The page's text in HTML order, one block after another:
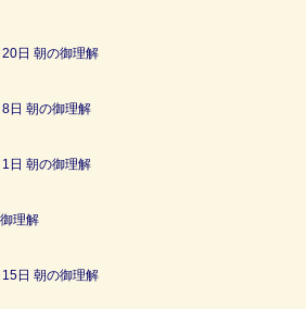
日 朝の御理解
日 朝の御理解
日 朝の御理解
理解
日 朝の御理解